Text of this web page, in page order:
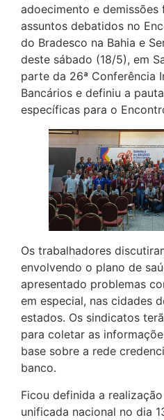
adoecimento e
assuntos debatidos no
do Bradesco na Bahia e
deste sábado (18/5), em
parte da 26ª Conferência
Bancários e definiu a
específicas para o
Os trabalhadores
envolvendo o plano de
apresentado problemas
em especial, nas cidades
estados. Os sindicatos
para coletar as
base sobre a rede
banco.
Ficou definida a
unificada nacional no dia